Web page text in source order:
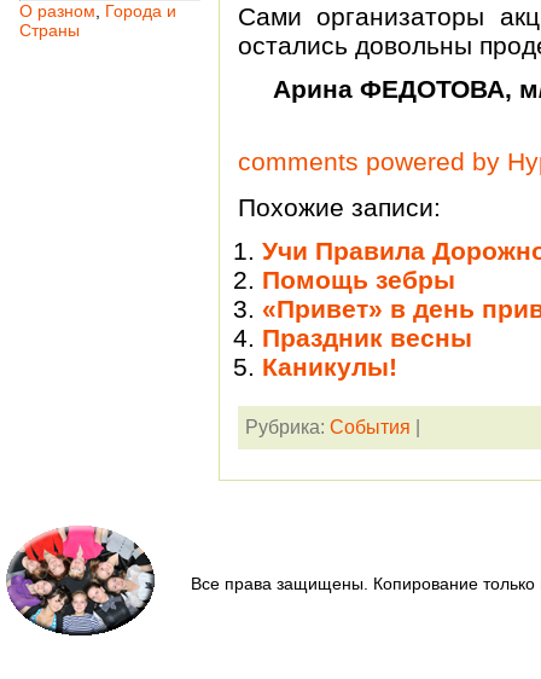
О разном
Города и
Страны
Сами организаторы
остались довольны
Арина ФЕДОТОВА,
comments powered by
Похожие записи:
Учи Правила
Помощь зебры
«Привет» в день
Праздник весны
Каникулы!
Рубрика: События
Все права защищены. Копирование только